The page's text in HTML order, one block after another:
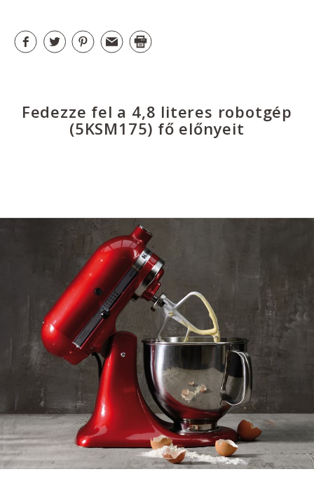
Fedezze fel a 4,8 literes robotgép
(5KSM175) fő előnyeit